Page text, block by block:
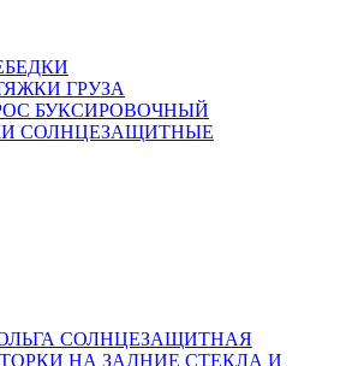
ГРУЗА
БУКСИРОВОЧНЫЙ
СОЛНЦЕЗАЩИТНЫЕ
СОЛНЦЕЗАЩИТНАЯ
НА ЗАДНИЕ СТЕКЛА И